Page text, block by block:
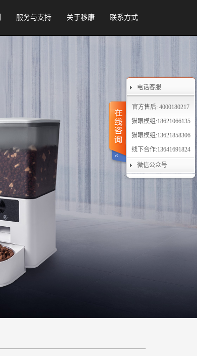
电话客服
官方售后: 4000180217
猫眼模组:18621066135
猫眼模组:13621858306
线下合作:13641691824
微信公众号
服务与支持 关于移康 联系方式